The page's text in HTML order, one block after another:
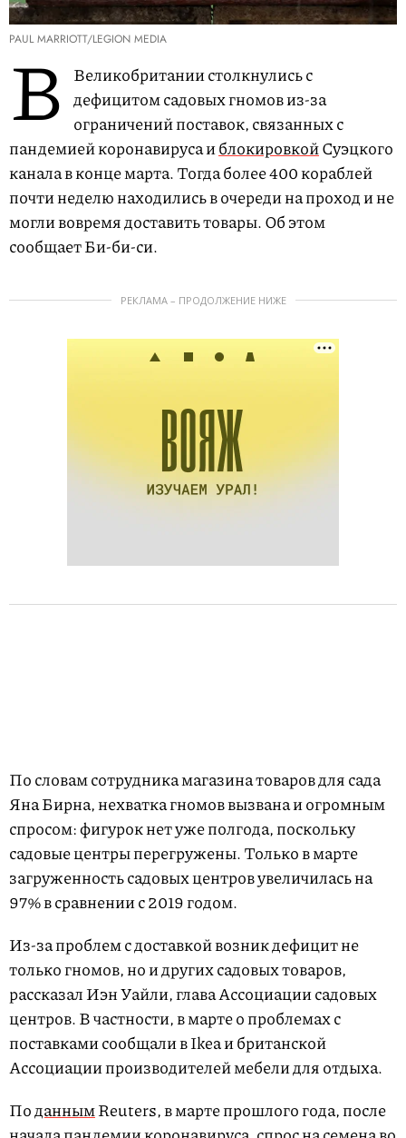
PAUL MARRIOTT/LEGION MEDIA
В
Великобритании столкнулись с
дефицитом садовых гномов из-за
ограничений поставок, связанных с
пандемией коронавируса иблокировкойСуэцкого
канала в конце марта. Тогда более 400 кораблей
почти неделю находились в очереди на проход и не
могли вовремя доставить товары. Об этом
сообщает Би-би-си.
РЕКЛАМА – ПРОДОЛЖЕНИЕ НИЖЕ
По словам сотрудника магазина товаров для сада
Яна Бирна, нехватка гномов вызвана и огромным
спросом: фигурок нет уже полгода, поскольку
садовые центры перегружены. Только в марте
загруженность садовых центров увеличилась на
97% в сравнении с 2019 годом.
Из-за проблем с доставкой возник дефицит не
только гномов, но и других садовых товаров,
рассказал Иэн Уайли, глава Ассоциации садовых
центров. В частности, в марте о проблемах с
поставками сообщали в Ikea и британской
Ассоциации производителей мебели для отдыха.
ПоданнымReuters, в марте прошлого года, после